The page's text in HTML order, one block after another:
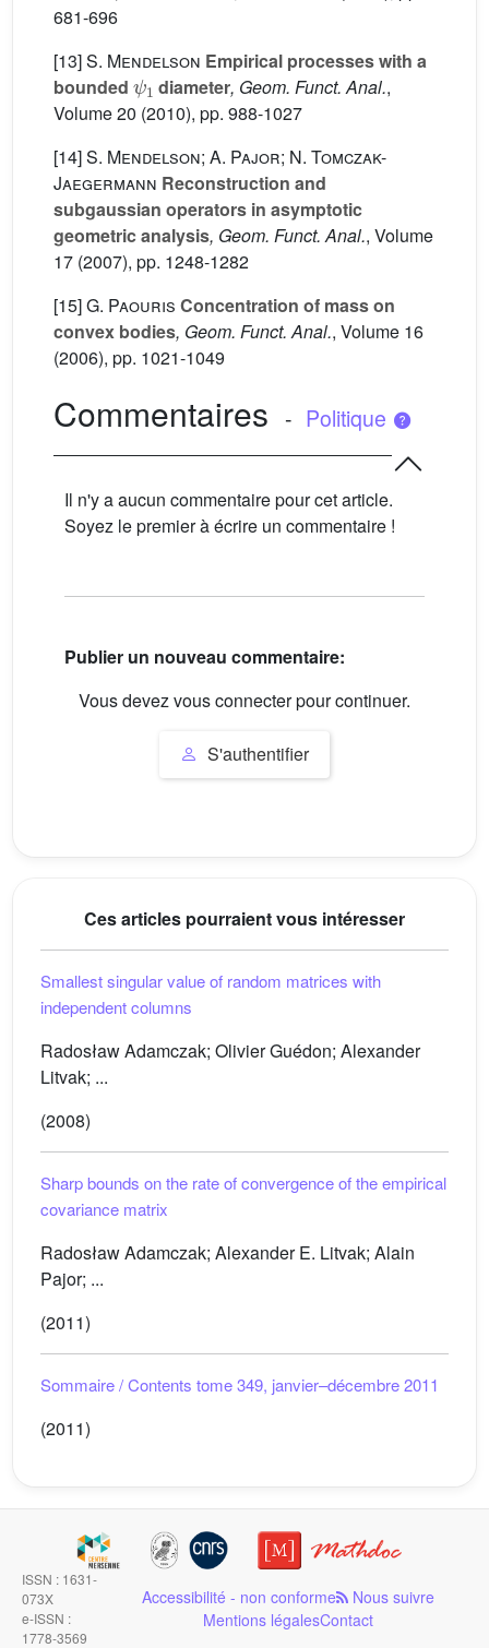
681-696
[13]S. Mendelson Empirical processes with a
bounded
ψ1
diameter, Geom. Funct. Anal.,
Volume 20 (2010), pp. 988-1027
[14]S. Mendelson; A. Pajor; N. Tomczak-
Jaegermann Reconstruction and
subgaussian operators in asymptotic
geometric analysis, Geom. Funct. Anal., Volume
17 (2007), pp. 1248-1282
[15]G. Paouris Concentration of mass on
convex bodies, Geom. Funct. Anal., Volume 16
(2006), pp. 1021-1049
Commentaires - Politique
Il n'y a aucun commentaire pour cet article.
Soyez le premier à écrire un commentaire !
Publier un nouveau commentaire:
Vous devez vous connecter pour continuer.
S'authentifier
Ces articles pourraient vous intéresser
Smallest singular value of random matrices with
independent columns
Radosław Adamczak; Olivier Guédon; Alexander
Litvak; ...
(2008)
Sharp bounds on the rate of convergence of the empirical
covariance matrix
Radosław Adamczak; Alexander E. Litvak; Alain
Pajor; ...
(2011)
Sommaire / Contents tome 349, janvier–décembre 2011
(2011)
ISSN : 1631-
073X
e-ISSN :
1778-3569
Accessibilité - non conforme Nous suivre
Mentions légalesContact